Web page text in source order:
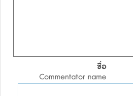
ชื่อ
Commentator name